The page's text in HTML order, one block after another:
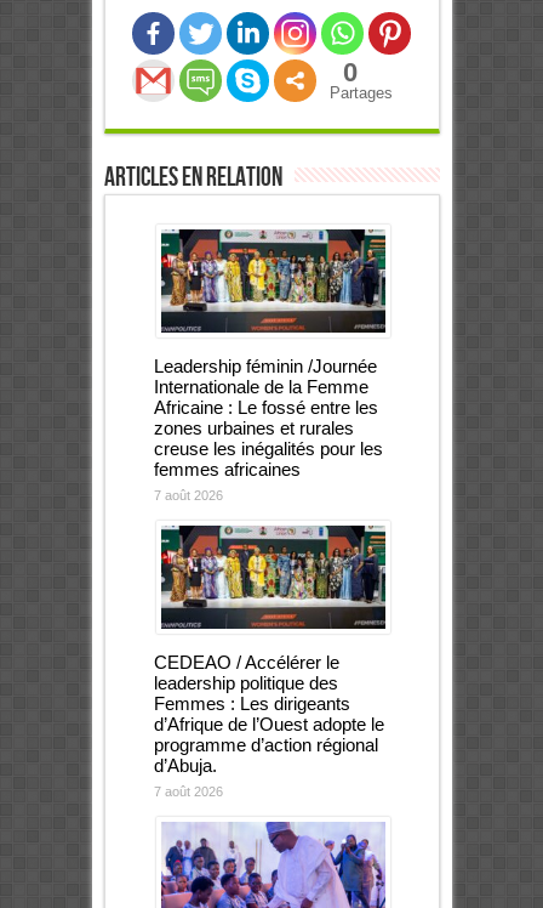
0
Partages
Articles en relation
Leadership féminin /Journée
Internationale de la Femme
Africaine : Le fossé entre les
zones urbaines et rurales
creuse les inégalités pour les
femmes africaines
7 août 2026
CEDEAO / Accélérer le
leadership politique des
Femmes : Les dirigeants
d’Afrique de l’Ouest adopte le
programme d’action régional
d’Abuja.
7 août 2026